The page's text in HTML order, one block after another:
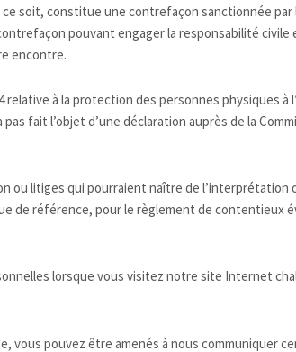
soit, constitue une contrefaçon sanctionnée par
pouvant engager la responsabilité civile
encontre.
relative à la protection des personnes physiques à
fait l’objet d’une déclaration auprès de la
litiges qui pourraient naître de l’interprétation
de référence, pour le règlement de contentieux
lorsque vous visitez notre site Internet
pouvez être amenés à nous communiquer